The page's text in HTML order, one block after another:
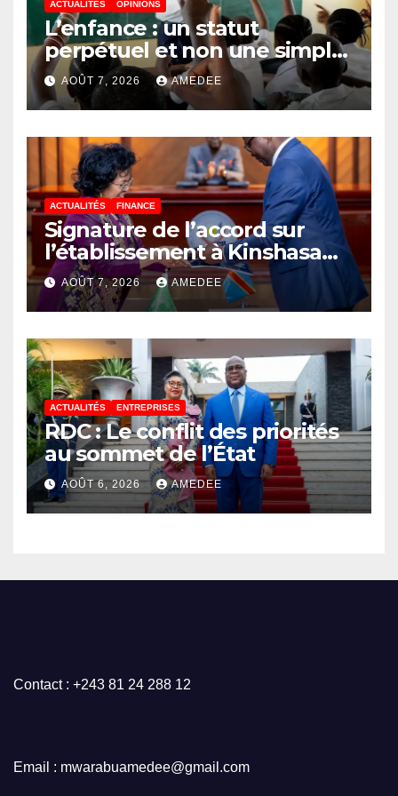
ACTUALITÉS OPINIONS
L’enfance : un statut
perpétuel et non une simple
étape de la vie
AOÛT 7, 2026 AMEDEE
ACTUALITÉS FINANCE
Signature de l’accord sur
l’établissement à Kinshasa
du bureau-pays de l’Agence
de développement de
l’Union africaine–Nouveau
Partenariat pour le
développement de l’Afrique
(AUDA-NEPAD)
AOÛT 7, 2026 AMEDEE
ACTUALITÉS ENTREPRISES
RDC : Le conflit des priorités
au sommet de l’État
AOÛT 6, 2026 AMEDEE
Contact : +243 81 24 288 12
Email : mwarabuamedee@gmail.com